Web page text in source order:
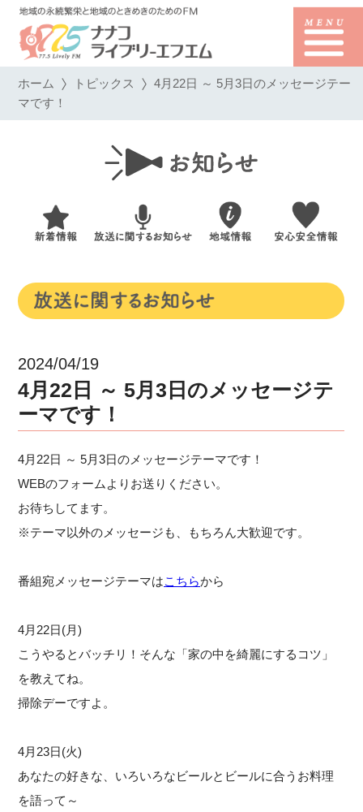
ホーム トピックス 4月22日 ～ 5月3日のメッセージテー
マです！
2024/04/19
4月22日 ～ 5月3日のメッセージテ
ーマです！
4月22日 ～ 5月3日のメッセージテーマです！
WEBのフォームよりお送りください。
お待ちしてます。
※テーマ以外のメッセージも、もちろん大歓迎です。
番組宛メッセージテーマはこちらから
4月22日(月)
こうやるとバッチリ！そんな「家の中を綺麗にするコツ」
を教えてね。
掃除デーですよ。
4月23日(火)
あなたの好きな、いろいろなビールとビールに合うお料理
を語って～